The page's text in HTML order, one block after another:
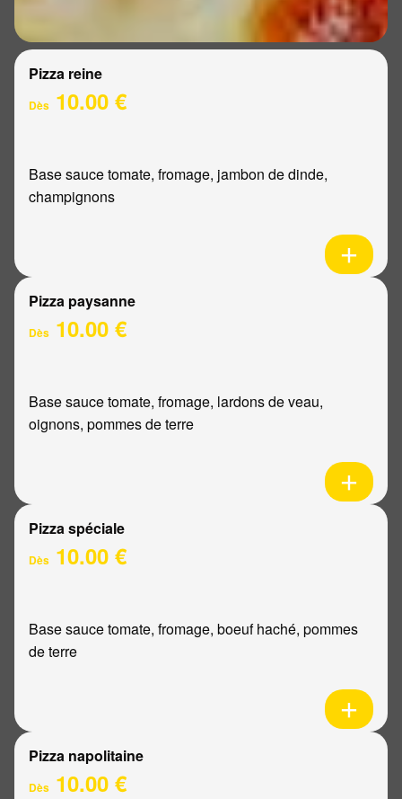
Pizza reine
Dès 10.00 €
Base sauce tomate, fromage, jambon de dinde,
champignons
Pizza paysanne
Dès 10.00 €
Base sauce tomate, fromage, lardons de veau,
oignons, pommes de terre
Pizza spéciale
Dès 10.00 €
Base sauce tomate, fromage, boeuf haché, pommes
de terre
Pizza napolitaine
Dès 10.00 €